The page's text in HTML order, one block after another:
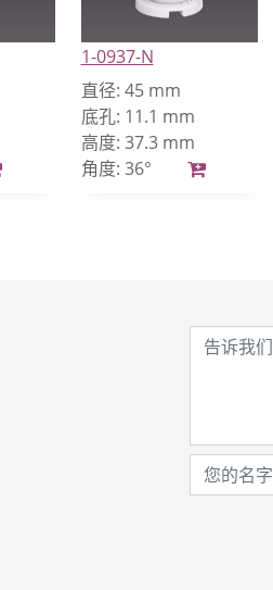
1-0937-N
直径: 45 mm
底孔: 11.1 mm
高度: 37.3 mm
角度: 36°